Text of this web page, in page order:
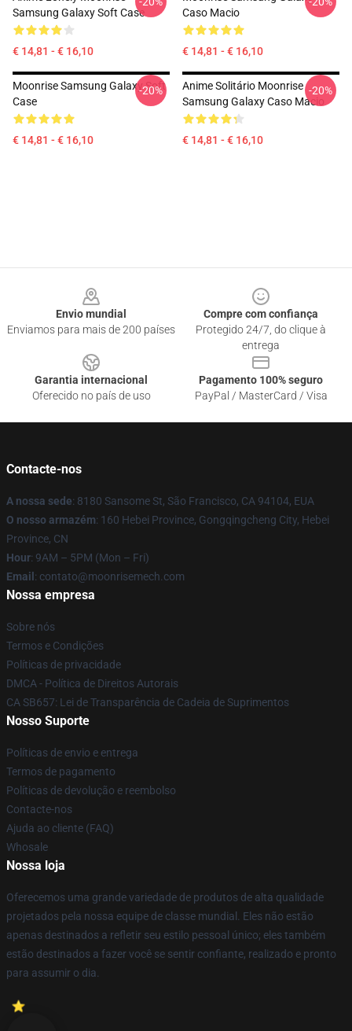
Samsung Galaxy Soft Case
€ 14,81 - € 16,10
Caso Macio
€ 14,81 - € 16,10
Moonrise Samsung Galaxy Soft
Case
€ 14,81 - € 16,10
-20%
Anime Solitário Moonrise
Samsung Galaxy Caso Macio
€ 14,81 - € 16,10
-20%
Envio mundial
Enviamos para mais de 200 países
Compre com confiança
Protegido 24/7, do clique à
entrega
Garantia internacional
Oferecido no país de uso
Pagamento 100% seguro
PayPal / MasterCard / Visa
Contacte-nos
A nossa sede: 8180 Sansome St, São Francisco, CA 94104, EUA
O nosso armazém: 160 Hebei Province, Gongqingcheng City, Hebei
Province, CN
Hour: 9AM – 5PM (Mon – Fri)
Email : contato@moonrisemech.com
Nossa empresa
Sobre nós
Termos e Condições
Políticas de privacidade
DMCA - Política de Direitos Autorais
CA SB657: Lei de Transparência de Cadeia de Suprimentos
Nosso Suporte
Políticas de envio e entrega
Termos de pagamento
Políticas de devolução e reembolso
Contacte-nos
Ajuda ao cliente (FAQ)
Whosale
Nossa loja
Oferecemos uma grande variedade de produtos de alta qualidade
projetados pela nossa equipe de classe mundial. Eles não estão
apenas destinados a refletir seu estilo pessoal único; eles também
estão destinados a fazer você se sentir confiante, realizado e pronto
para assumir o dia.